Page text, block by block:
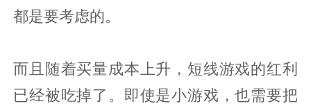
都是要考虑的。
而且随着买量成本上升，短线游戏的红利
已经被吃掉了。即使是小游戏，也需要把